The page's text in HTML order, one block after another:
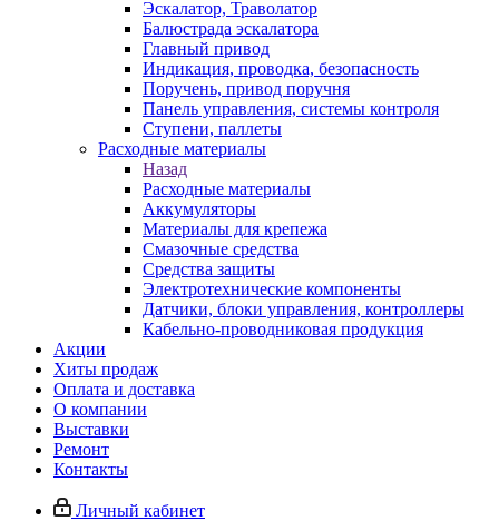
Эскалатор, Траволатор
Балюстрада эскалатора
Главный привод
Индикация, проводка, безопасность
Поручень, привод поручня
Панель управления, системы контроля
Ступени, паллеты
Расходные материалы
Назад
Расходные материалы
Аккумуляторы
Материалы для крепежа
Смазочные средства
Средства защиты
Электротехнические компоненты
Датчики, блоки управления, контроллеры
Кабельно-проводниковая продукция
Акции
Хиты продаж
Оплата и доставка
О компании
Выставки
Ремонт
Контакты
Личный кабинет